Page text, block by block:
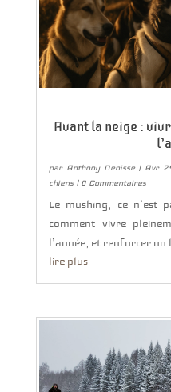
Avant la neige :
par Anthony Denisse| Avr
chiens| 0 Commentaires
Le mushing, ce n’est
comment vivre
l’année, et renforcer un
lire plus